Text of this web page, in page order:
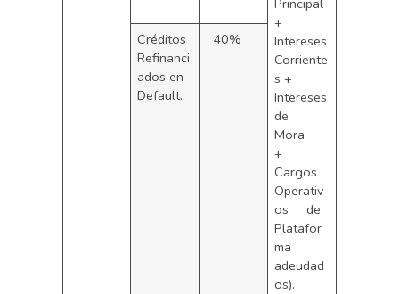
+
Intereses
Corriente
s +
Intereses
de
Mora
+
Cargos
Operativ
os de
Platafor
ma
adeudad
os).
Créditos
Refinanci
ados en
Default.
40%